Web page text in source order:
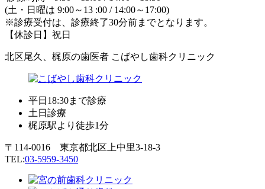
(土・日曜は 9:00～13 :00 / 14:00～17:00)
※診療受付は、診療終了30分前までとなります。
【休診日】祝日
北区尾久、梶原の歯医者 こばやし歯科クリニック
平日18:30まで診療
土日診療
梶原駅より徒歩1分
〒114-0016 東京都北区上中里3-18-3
TEL:03-5959-3450